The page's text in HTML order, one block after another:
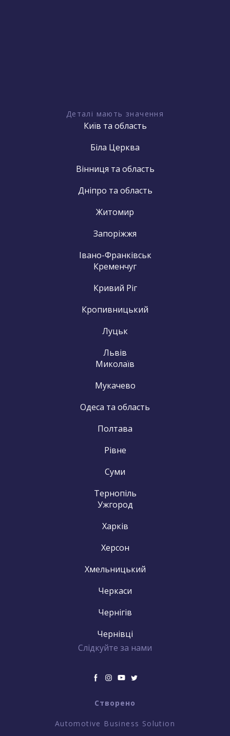
Деталі мають значення
Київ та область
Біла Церква
Вінниця та область
Дніпро та область
Житомир
Запоріжжя
Івано-Франківськ
Кременчуг
Кривий Ріг
Кропивницький
Луцьк
Львів
Миколаїв
Мукачево
Одеса та область
Полтава
Рівне
Суми
Тернопіль
Ужгород
Харків
Херсон
Хмельницький
Черкаси
Чернігів
Чернівці
Слідкуйте за нами
Створено
Automotive Business Solution